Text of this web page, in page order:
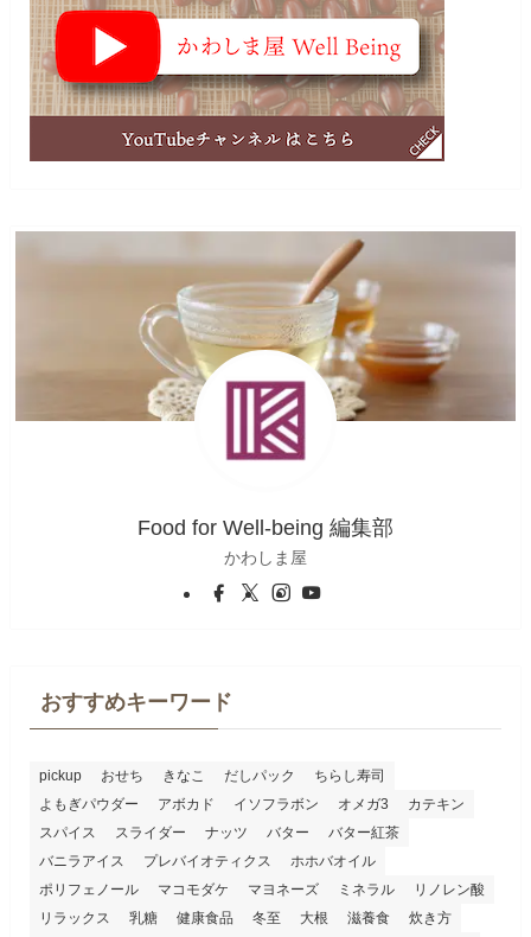
Food for Well-being 編集部
かわしま屋
おすすめキーワード
pickup おせち きなこ だしパック
ちらし寿司
よもぎパウダー
アボカド イソフラボン オメガ3
カテキン
スパイス
スライダー ナッツ バター
バター紅茶
バニラアイス
プレバイオティクス
ホホバオイル
ポリフェノール
マコモダケ マヨネーズ ミネラル
リノレン酸
リラックス
乳糖 健康食品 冬至 大根 滋養食
炊き方